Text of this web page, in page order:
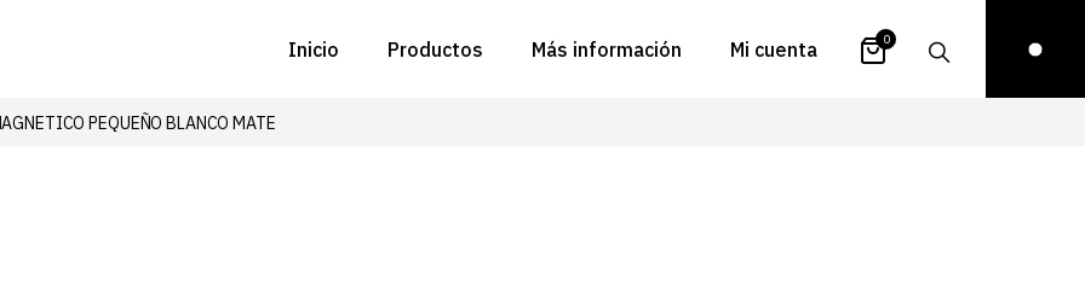
Inicio Productos Más información Mi cuenta 0
PEQUEÑO BLANCO MATE